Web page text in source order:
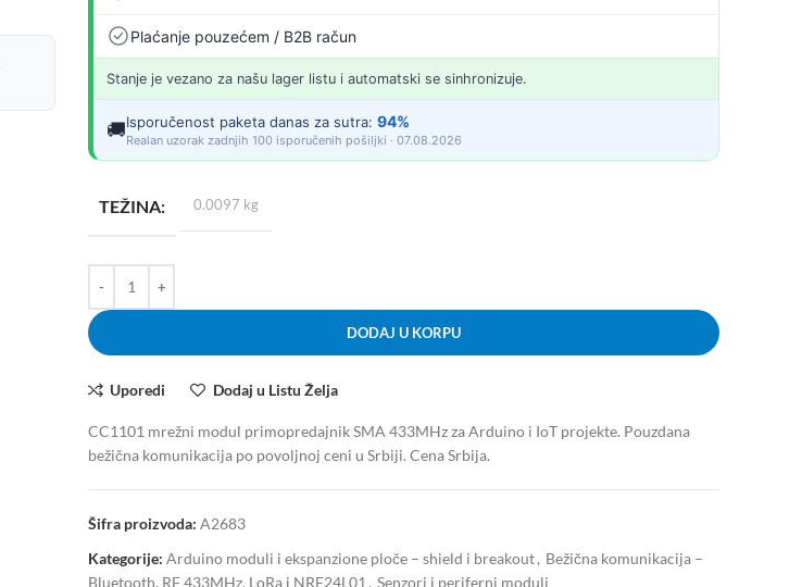
Plaćanje pouzećem / B2B račun
Stanje je vezano za našu lager listu i automatski se sinhronizuje.
🚚Isporučenost paketa danas za sutra: 94%
Realan uzorak zadnjih 100 isporučenih pošiljki · 07.08.2026
TEŽINA 0.0097 kg
DODAJ U KORPU
Uporedi Dodaj u Listu Želja
CC1101 mrežni modul primopredajnik SMA 433MHz za Arduino i IoT projekte. Pouzdana
bežična komunikacija po povoljnoj ceni u Srbiji. Cena Srbija.
Šifra proizvoda: A2683
Kategorije: Arduino moduli i ekspanzione ploče – shield i breakout, Bežična komunikacija –
Bluetooth, RF 433MHz, LoRa i NRF24L01 , Senzori i periferni moduli